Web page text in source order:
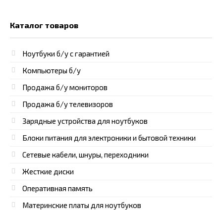
Каталог товаров
Ноутбуки б/у с гарантией
Компьютеры б/у
Продажа б/у мониторов
Продажа б/у телевизоров
Зарядные устройства для ноутбуков
Блоки питания для электроники и бытовой техники
Сетевые кабели, шнуры, переходники
Жесткие диски
Оперативная память
Материнские платы для ноутбуков